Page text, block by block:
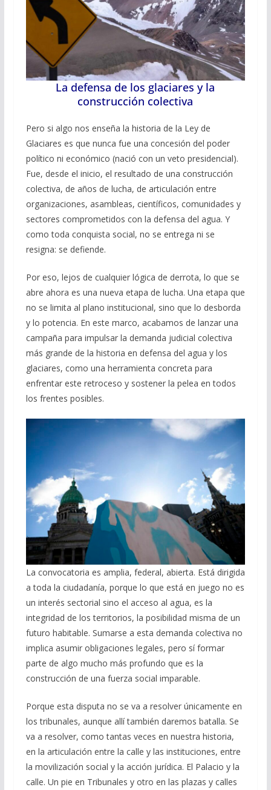
La defensa de los glaciares y la
construcción colectiva
Pero si algo nos enseña la historia de la Ley de
Glaciares es que nunca fue una concesión del poder
político ni económico (nació con un veto presidencial).
Fue, desde el inicio, el resultado de una construcción
colectiva, de años de lucha, de articulación entre
organizaciones, asambleas, científicos, comunidades y
sectores comprometidos con la defensa del agua. Y
como toda conquista social, no se entrega ni se
resigna: se defiende.
Por eso, lejos de cualquier lógica de derrota, lo que se
abre ahora es una nueva etapa de lucha. Una etapa que
no se limita al plano institucional, sino que lo desborda
y lo potencia. En este marco, acabamos de lanzar una
campaña para impulsar la demanda judicial colectiva
más grande de la historia en defensa del agua y los
glaciares, como una herramienta concreta para
enfrentar este retroceso y sostener la pelea en todos
los frentes posibles.
La convocatoria es amplia, federal, abierta. Está dirigida
a toda la ciudadanía, porque lo que está en juego no es
un interés sectorial sino el acceso al agua, es la
integridad de los territorios, la posibilidad misma de un
futuro habitable. Sumarse a esta demanda colectiva no
implica asumir obligaciones legales, pero sí formar
parte de algo mucho más profundo que es la
construcción de una fuerza social imparable.
Porque esta disputa no se va a resolver únicamente en
los tribunales, aunque allí también daremos batalla. Se
va a resolver, como tantas veces en nuestra historia,
en la articulación entre la calle y las instituciones, entre
la movilización social y la acción jurídica. El Palacio y la
calle. Un pie en Tribunales y otro en las plazas y calles